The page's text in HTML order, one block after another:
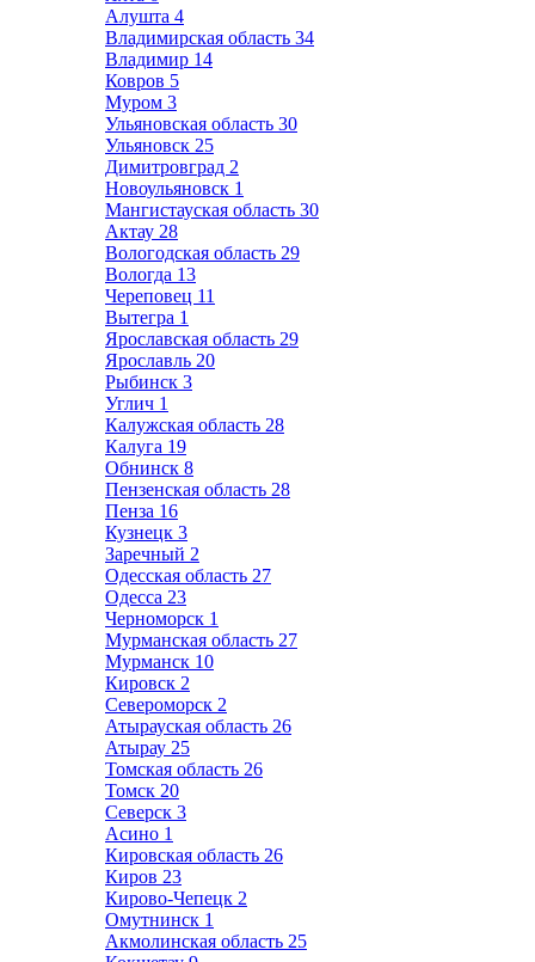
Алушта 4
Владимирская область 34
Владимир 14
Ковров 5
Муром 3
Ульяновская область 30
Ульяновск 25
Димитровград 2
Новоульяновск 1
Мангистауская область 30
Актау 28
Вологодская область 29
Вологда 13
Череповец 11
Вытегра 1
Ярославская область 29
Ярославль 20
Рыбинск 3
Углич 1
Калужская область 28
Калуга 19
Обнинск 8
Пензенская область 28
Пенза 16
Кузнецк 3
Заречный 2
Одесская область 27
Одесса 23
Черноморск 1
Мурманская область 27
Мурманск 10
Кировск 2
Североморск 2
Атырауская область 26
Атырау 25
Томская область 26
Томск 20
Северск 3
Асино 1
Кировская область 26
Киров 23
Кирово-Чепецк 2
Омутнинск 1
Акмолинская область 25